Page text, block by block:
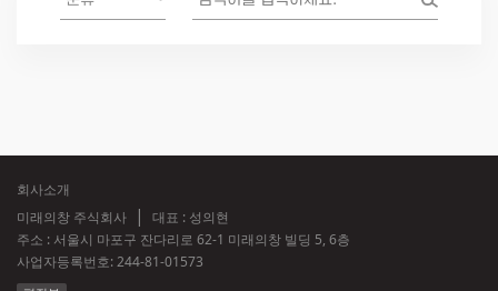
회사소개
미래의창 주식회사
대표 : 성의현
주소 : 서울시 마포구 잔다리로 62-1 미래의창 빌딩 5, 6층
사업자등록번호:244-81-01573